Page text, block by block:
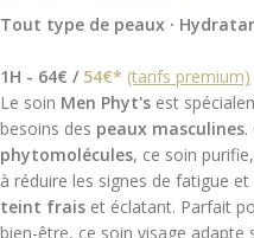
semaine).
Tout type de peaux ·
1H - 64€ / 54€* (tarifs premium)
Le soin Men Phyt's est
besoins des peaux masculines.
phytomolécules, ce soin
à réduire les signes de fatigue
teint frais et éclatant. Parfait
bien-être, ce soin visage adapte